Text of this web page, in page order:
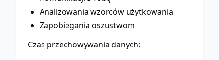
Analizowania wzorców użytkowania
Zapobiegania oszustwom
Czas przechowywania danych: